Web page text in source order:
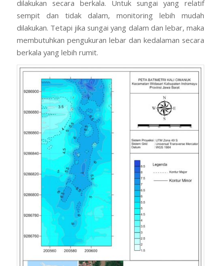
dilakukan secara berkala. Untuk sungai yang relatif
sempit dan tidak dalam, monitoring lebih mudah
dilakukan. Tetapi jika sungai yang dalam dan lebar, maka
membutuhkan pengukuran lebar dan kedalaman secara
berkala yang lebih rumit.